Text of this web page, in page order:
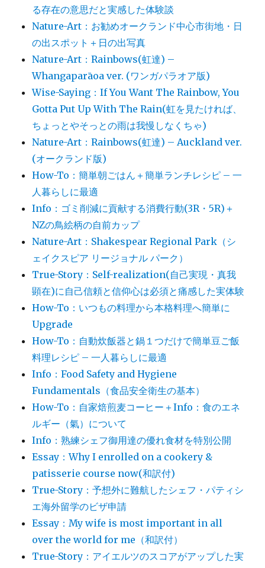
る存在の意思だと実感した体験談
Nature-Art：お勧めオークランド中心市街地・日
の出スポット＋日の出写真
Nature-Art：Rainbows(虹達) –
Whangaparāoa ver. (ワンガパラオア版)
Wise-Saying：If You Want The Rainbow, You
Gotta Put Up With The Rain(虹を見たければ、
ちょっとやそっとの雨は我慢しなくちゃ)
Nature-Art：Rainbows(虹達) – Auckland ver.
(オークランド版)
How-To：簡単朝ごはん＋簡単ランチレシピ – 一
人暮らしに最適
Info：ゴミ削減に貢献する消費行動(3R・5R)＋
NZの鳥絵柄の自前カップ
Nature-Art：Shakespear Regional Park（シ
ェイクスピア リージョナル パーク）
True-Story：Self-realization(自己実現・真我
顕在)に自己信頼と信仰心は必須と痛感した実体験
How-To：いつもの料理から本格料理へ簡単に
Upgrade
How-To：自動炊飯器と鍋１つだけで簡単豆ご飯
料理レシピ – 一人暮らしに最適
Info：Food Safety and Hygiene
Fundamentals（食品安全衛生の基本）
How-To：自家焙煎麦コーヒー＋Info：食のエネ
ルギー（氣）について
Info：熟練シェフ御用達の優れ食材を特別公開
Essay：Why I enrolled on a cookery &
patisserie course now(和訳付)
True-Story：予想外に難航したシェフ・パティシ
エ海外留学のビザ申請
Essay：My wife is most important in all
over the world for me（和訳付）
True-Story：アイエルツのスコアがアップした実